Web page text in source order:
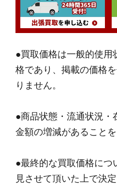
●買取価格は一般的使用
格であり、掲載の価格
りません。
●商品状態・流通状況・
金額の増減があることを
●最終的な買取価格につ
見させて頂いた上で決定